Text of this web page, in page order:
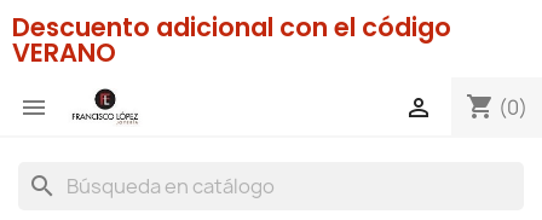
Descuento adicional con el código
VERANO
 shopping_cart (0)

search